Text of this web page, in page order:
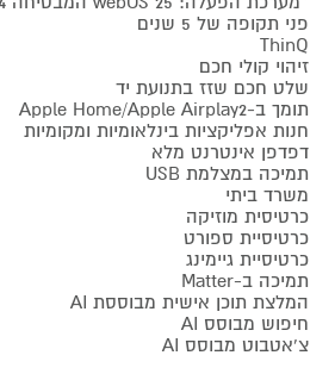
פני תקופה של 5 שנים
ThinQ
זיהוי קולי חכם
שלט חכם שזז בתנועת יד
תומך ב-Apple Home/Apple Airplay2
חנות אפליקציות בינלאומיות ומקומיות
דפדפן אינטרנט מלא
תמיכה במצלמת USB
משרד ביתי
כרטיסית מוזיקה
כרטיסיית ספורט
כרטיסיית גיימינג
תמיכה ב-Matter
המלצת תוכן אישית מבוססת AI
חיפוש מבוסס AI
צ'אטבוט מבוסס AI